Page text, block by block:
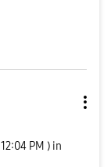
12:04 PM ) in